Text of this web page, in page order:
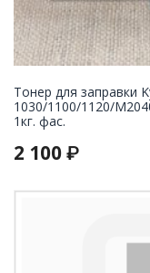
Тонер для заправки
1030/1100/1120/
1кг. фас.
2 100 ₽